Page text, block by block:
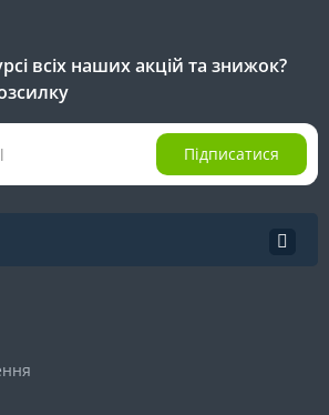
всіх наших акцій та знижок?
Підписатися